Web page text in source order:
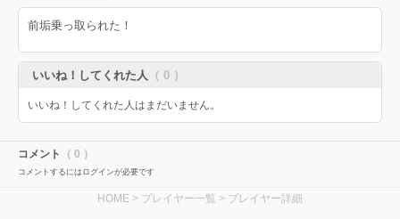
前垢乗っ取られた！
いいね！してくれた人 （ 0 ）
いいね！してくれた人はまだいません。
コメント （ 0 ）
コメントするにはログインが必要です
HOME > プレイヤー一覧 > プレイヤー詳細